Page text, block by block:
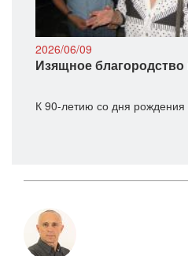
2026/06/09
Изящное благородство
К 90-летию со дня